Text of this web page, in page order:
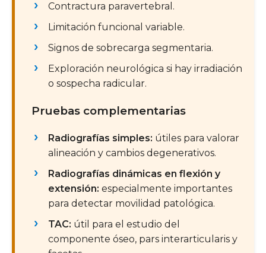
Contractura paravertebral.
Limitación funcional variable.
Signos de sobrecarga segmentaria.
Exploración neurológica si hay irradiación
o sospecha radicular.
Pruebas complementarias
Radiografías simples: útiles para valorar
alineación y cambios degenerativos.
Radiografías dinámicas en flexión y
extensión: especialmente importantes
para detectar movilidad patológica.
TAC: útil para el estudio del
componente óseo, pars interarticularis y